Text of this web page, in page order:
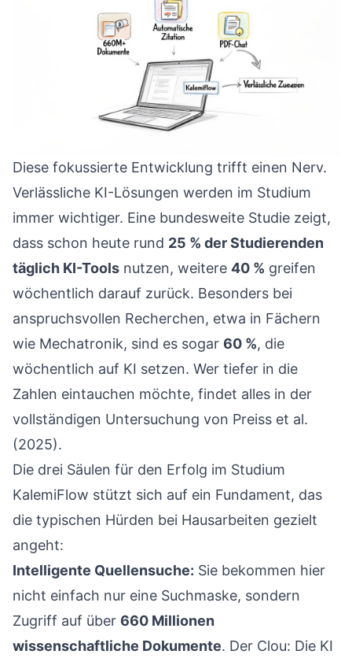
Diese fokussierte Entwicklung trifft einen Nerv.
Verlässliche KI-Lösungen werden im Studium
immer wichtiger. Eine bundesweite Studie zeigt,
dass schon heute rund 25 % der Studierenden
täglich KI-Tools nutzen, weitere 40 % greifen
wöchentlich darauf zurück. Besonders bei
anspruchsvollen Recherchen, etwa in Fächern
wie Mechatronik, sind es sogar 60 %, die
wöchentlich auf KI setzen. Wer tiefer in die
Zahlen eintauchen möchte, findet alles in der
vollständigen Untersuchung von Preiss et al.
(2025).
Die drei Säulen für den Erfolg im Studium
KalemiFlow stützt sich auf ein Fundament, das
die typischen Hürden bei Hausarbeiten gezielt
angeht:
Intelligente Quellensuche: Sie bekommen hier
nicht einfach nur eine Suchmaske, sondern
Zugriff auf über 660 Millionen
wissenschaftliche Dokumente. Der Clou: Die KI